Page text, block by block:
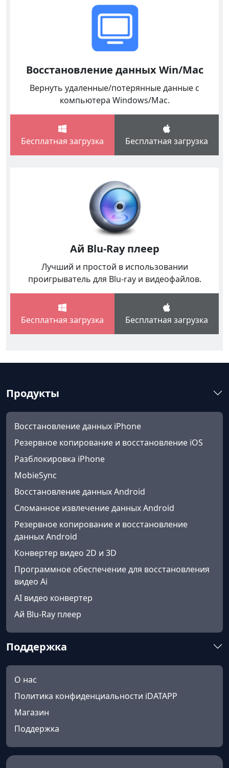
Восстановление данных Win/Mac
Вернуть удаленные/потерянные данные с
компьютера Windows/Mac.
Бесплатная загрузка Бесплатная загрузка
Ай Blu-Ray плеер
Лучший и простой в использовании
проигрыватель для Blu-ray и видеофайлов.
Бесплатная загрузка Бесплатная загрузка
Продукты
Восстановление данных iPhone
Резервное копирование и восстановление iOS
Разблокировка iPhone
MobieSync
Восстановление данных Android
Сломанное извлечение данных Android
Резервное копирование и восстановление
данных Android
Конвертер видео 2D и 3D
Программное обеспечение для восстановления
видео Ai
AI видео конвертер
Ай Blu-Ray плеер
Поддержка
О нас
Политика конфиденциальности iDATAPP
Магазин
Поддержка